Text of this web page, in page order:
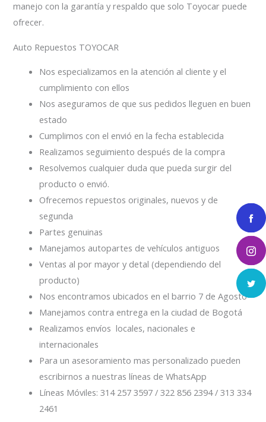
manejo con la garantía y respaldo que solo Toyocar puede
ofrecer.
Auto Repuestos TOYOCAR
Nos especializamos en la atención al cliente y el
cumplimiento con ellos
Nos aseguramos de que sus pedidos lleguen en buen
estado
Cumplimos con el envió en la fecha establecida
Realizamos seguimiento después de la compra
Resolvemos cualquier duda que pueda surgir del
producto o envió.
Ofrecemos repuestos originales, nuevos y de
segunda
Partes genuinas
Manejamos autopartes de vehículos antiguos
Ventas al por mayor y detal (dependiendo del
producto)
Nos encontramos ubicados en el barrio 7 de Agosto
Manejamos contra entrega en la ciudad de Bogotá
Realizamos envíos locales, nacionales e
internacionales
Para un asesoramiento mas personalizado pueden
escribirnos a nuestras líneas de WhatsApp
Líneas Móviles: 314 257 3597 / 322 856 2394 / 313 334
2461